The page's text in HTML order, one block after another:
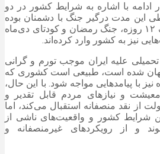
با اشاره به شرایط کشور در دو
این مدت درگیر جنگ با دشمنان بوده
که نمونه‌های عینی آن جنگ ۱۲ روزه، جنگ رمضان و کودتای دی‌ماه
نیز به کشور وارد کرده‌اند.
علیه ایران موجب تورم و گرانی
شده است، طبیعی است کشوری که
با پیامدهایی مواجه شود. با این حال،
و نیازهای مردم قابل تقدیر و
از نقد منصفانه استقبال می‌کند، اما
شرایط کشور و واقعیت‌های ناشی از
و از رویکردهای غیرمنصفانه و